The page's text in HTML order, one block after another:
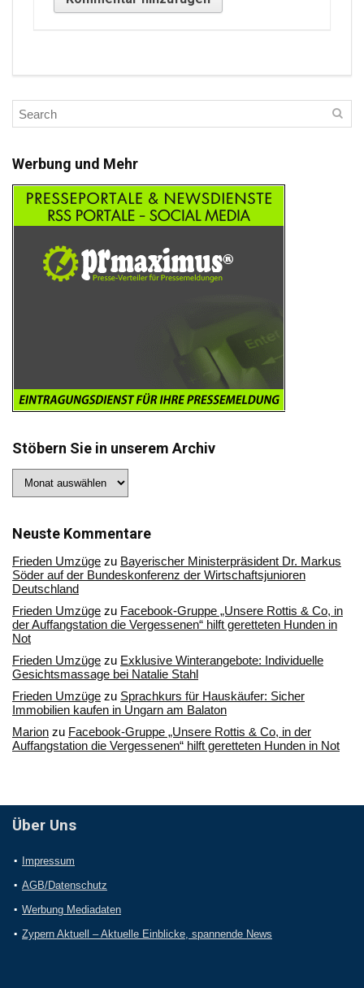
Werbung und Mehr
Stöbern Sie in unserem Archiv
Sie
Archiv
Neuste Kommentare
Frieden Umzüge zu Bayerischer Ministerpräsident Dr. Markus
Söder auf der Bundeskonferenz der Wirtschaftsjunioren
Deutschland
Frieden Umzüge zu Facebook-Gruppe „Unsere Rottis & Co, in
der Auffangstation die Vergessenen“ hilft geretteten Hunden in
Not
Frieden Umzüge zu Exklusive Winterangebote: Individuelle
Gesichtsmassage bei Natalie Stahl
Frieden Umzüge zu Sprachkurs für Hauskäufer: Sicher
Immobilien kaufen in Ungarn am Balaton
Marion zu Facebook-Gruppe „Unsere Rottis & Co, in der
Auffangstation die Vergessenen“ hilft geretteten Hunden in Not
Über Uns
Impressum
AGB/Datenschutz
Werbung Mediadaten
Zypern Aktuell – Aktuelle Einblicke, spannende News